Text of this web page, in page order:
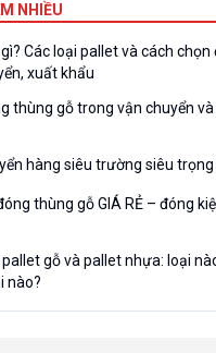
NHIỀU
Các loại pallet và cách chọn
xuất khẩu
thùng gỗ trong vận chuyển
hàng siêu trường siêu trọng
thùng gỗ GIÁ RẺ – đóng
gỗ và pallet nhựa: loại
nào?